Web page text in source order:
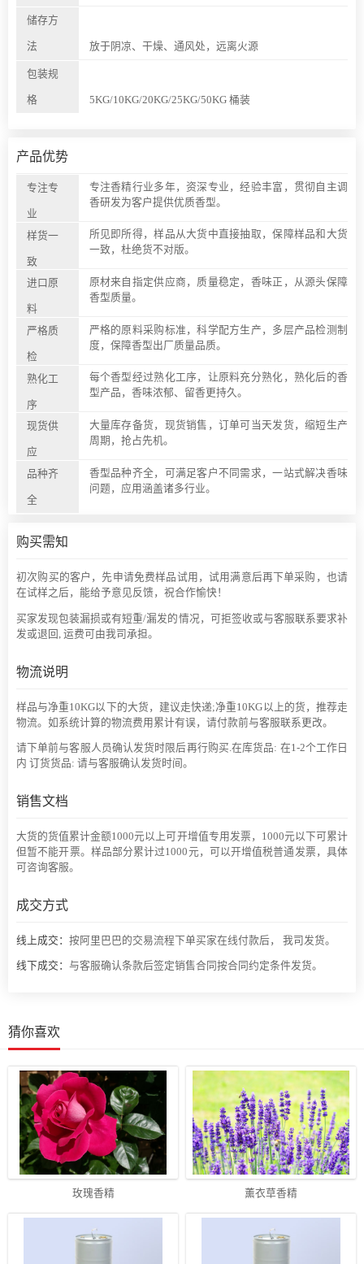
储存方
法 放于阴凉、干燥、通风处，远离火源
包装规
格 5KG/10KG/20KG/25KG/50KG 桶装
产品优势
专注专
业
专注香精行业多年，资深专业，经验丰富，贯彻自主调
香研发为客户提供优质香型。
样货一
致
所见即所得，样品从大货中直接抽取，保障样品和大货
一致，杜绝货不对版。
进口原
料
原材来自指定供应商，质量稳定，香味正，从源头保障
香型质量。
严格质
检
严格的原料采购标准，科学配方生产，多层产品检测制
度，保障香型出厂质量品质。
熟化工
序
每个香型经过熟化工序，让原料充分熟化，熟化后的香
型产品，香味浓郁、留香更持久。
现货供
应
大量库存备货，现货销售，订单可当天发货，缩短生产
周期，抢占先机。
品种齐
全
香型品种齐全，可满足客户不同需求，一站式解决香味
问题，应用涵盖诸多行业。
购买需知
初次购买的客户，先申请免费样品试用，试用满意后再下单采购，也请
在试样之后，能给予意见反馈，祝合作愉快！
买家发现包装漏损或有短重/漏发的情况，可拒签收或与客服联系要求补
发或退回, 运费可由我司承担。
物流说明
样品与净重10KG以下的大货，建议走快递;净重10KG以上的货，推荐走
物流。如系统计算的物流费用累计有误，请付款前与客服联系更改。
请下单前与客服人员确认发货时限后再行购买.在库货品: 在1-2个工作日
内 订货货品: 请与客服确认发货时间。
销售文档
大货的货值累计金额1000元以上可开增值专用发票，1000元以下可累计
但暂不能开票。样品部分累计过1000元，可以开增值税普通发票，具体
可咨询客服。
成交方式
线上成交： 按阿里巴巴的交易流程下单买家在线付款后， 我司发货。
线下成交： 与客服确认条款后签定销售合同按合同约定条件发货。
猜你喜欢
玫瑰香精 薰衣草香精